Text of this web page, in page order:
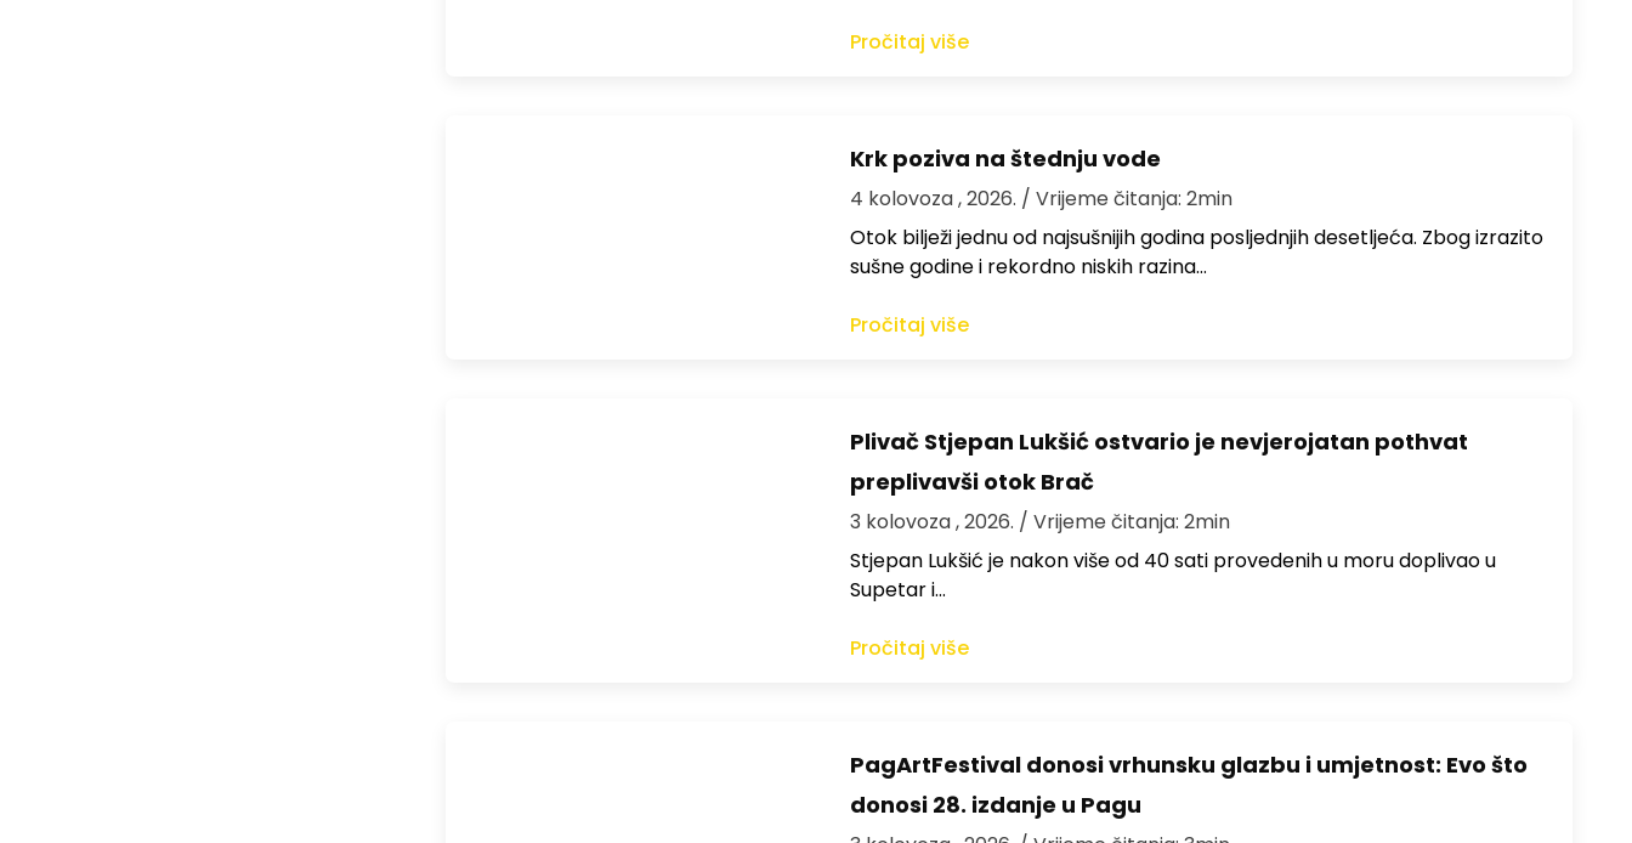
Pročitaj više
Krk poziva na štednju vode
4 kolovoza , 2026. / Vrijeme čitanja: 2min
Otok bilježi jednu od najsušnijih godina posljednjih desetljeća. Zbog izrazito
sušne godine i rekordno niskih razina…
Pročitaj više
Plivač Stjepan Lukšić ostvario je nevjerojatan pothvat
preplivavši otok Brač
3 kolovoza , 2026. / Vrijeme čitanja: 2min
St​jepan Lukšić je nakon više od 40 sati provedenih u moru doplivao u
Supetar i…
Pročitaj više
PagArtFestival donosi vrhunsku glazbu i umjetnost: Evo što
donosi 28. izdanje u Pagu